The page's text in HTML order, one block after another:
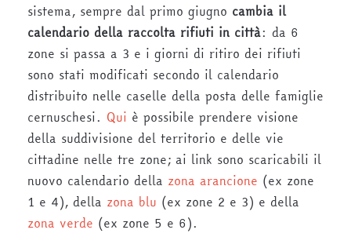
sistema, sempre dal primo giugno cambia il
calendario della raccolta rifiuti in città: da 6
zone si passa a 3 e i giorni di ritiro dei rifiuti
sono stati modificati secondo il calendario
distribuito nelle caselle della posta delle famiglie
cernuschesi. Qui è possibile prendere visione
della suddivisione del territorio e delle vie
cittadine nelle tre zone; ai link sono scaricabili il
nuovo calendario della zona arancione (ex zone
1 e 4), della zona blu (ex zone 2 e 3) e della
zona verde (ex zone 5 e 6).